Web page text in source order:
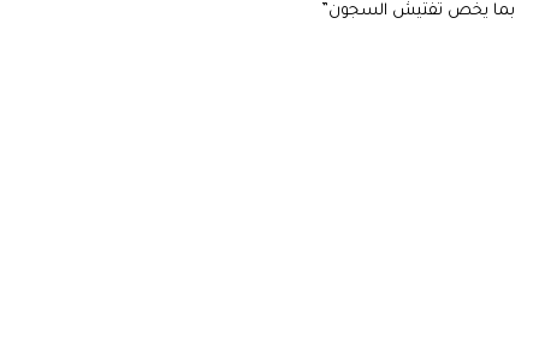
بما يخص تفتيش السجون”